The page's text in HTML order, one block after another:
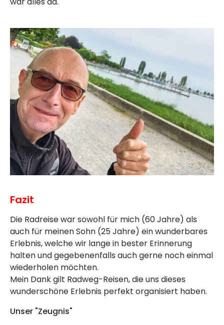
Fazit
Die Radreise war sowohl für mich (60 Jahre) als
auch für meinen Sohn (25 Jahre) ein wunderbares
Erlebnis, welche wir lange in bester Erinnerung
halten und gegebenenfalls auch gerne noch einmal
wiederholen möchten.
Mein Dank gilt Radweg-Reisen, die uns dieses
wunderschöne Erlebnis perfekt organisiert haben.
Unser "Zeugnis"